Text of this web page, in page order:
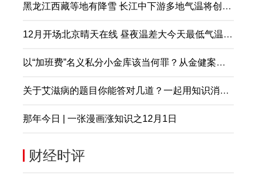
黑龙江西藏等地有降雪 长江中下游多地气温将创下半年来新低
12月开场北京晴天在线 昼夜温差大今天最低气温仅-5℃
以“加班费”名义私分小金库该当何罪？从金健案说起
关于艾滋病的题目你能答对几道？一起用知识消除误解
那年今日 | 一张漫画涨知识之12月1日
财经时评